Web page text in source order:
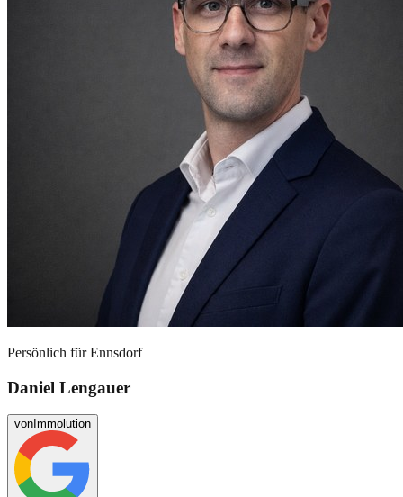
Persönlich fürEnnsdorf
Daniel Lengauer
von Immolution